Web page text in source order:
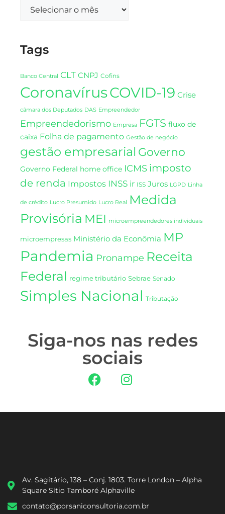
Tags
Banco Central CLT CNPJ Cofins
CoronavírusCOVID-19 Crise
câmara dos Deputados DAS Empreendedor
Empreendedorismo Empresa FGTS fluxo de
caixa Folha de pagamento Gestão de negócio
gestão empresarial Governo
Governo Federal home office ICMS imposto
de renda Impostos INSS ir ISS Juros LGPD Linha
de crédito Lucro Presumido Lucro Real
Medida
Provisória MEI microempreendedores individuais
microempresas Ministério da Econômia MP
Pandemia Pronampe Receita
Federal regime tributário Sebrae Senado
Simples Nacional Tributação
Siga-nos nas redes
sociais
Av. Sagitário, 138 – Conj. 1803. Torre London – Alpha
Square Sítio Tamboré Alphaville